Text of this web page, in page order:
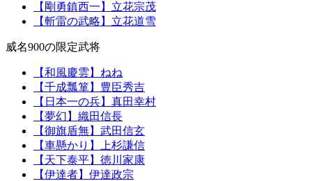
【剛勇鎮西一】立花宗茂
【斬雷の武略】立花道雪
威名900の限定武将
【和風慶雲】ねね
【千成瓢箪】豊臣秀吉
【日本一の兵】真田幸村
【夢幻】織田信長
【御旗盾無】武田信玄
【車懸かり】上杉謙信
【天下泰平】徳川家康
【伊達者】伊達政宗